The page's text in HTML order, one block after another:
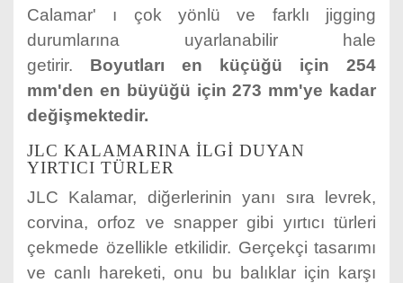
Calamar' ı çok yönlü ve farklı jigging
durumlarına uyarlanabilir hale
getirir. Boyutları en küçüğü için 254
mm'den en büyüğü için 273 mm'ye kadar
değişmektedir.
JLC KALAMARINA ILGI DUYAN
YIRTICI TÜRLER
JLC Kalamar, diğerlerinin yanı sıra levrek,
corvina, orfoz ve snapper gibi yırtıcı türleri
çekmede özellikle etkilidir. Gerçekçi tasarımı
ve canlı hareketi, onu bu balıklar için karşı